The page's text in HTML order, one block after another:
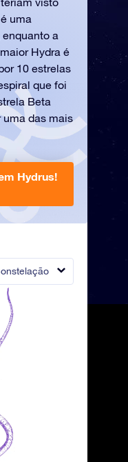
uma
a
Hydra é
10 estrelas
que foi
Beta
uma das mais
Hydrus!